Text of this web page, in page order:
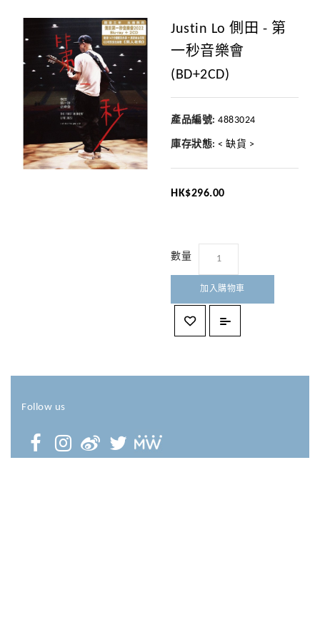
Justin Lo 側田 - 第
一秒音樂會
(BD+2CD)
產品編號: 4883024
庫存狀態: < 缺貨 >
HK$296.00
數量
加入購物車
Follow us